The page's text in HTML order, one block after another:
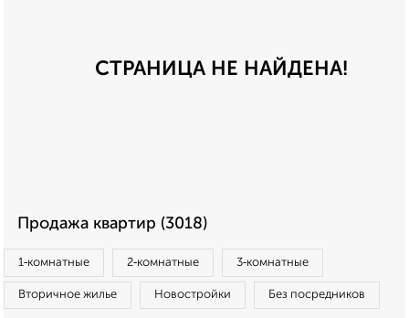
СТРАНИЦА НЕ НАЙДЕНА!
Продажа квартир (3018)
1‑комнатные 2‑комнатные 3‑комнатные
Вторичное жилье Новостройки Без посредников